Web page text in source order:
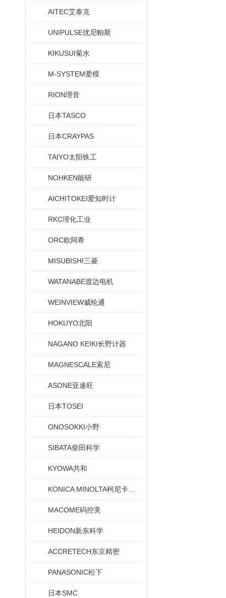
AITEC艾泰克
UNIPULSE优尼帕斯
KIKUSUI菊水
M-SYSTEM爱模
RION理音
日本TASCO
日本CRAYPAS
TAIYO太阳铁工
NOHKEN能研
AICHITOKEI爱知时计
RKC理化工业
ORC欧阿希
MISUBISHI三菱
WATANABE渡边电机
WEINVIEW威纶通
HOKUYO北阳
NAGANO KEIKI长野计器
MAGNESCALE索尼
ASONE亚速旺
日本TOSEI
ONOSOKKI小野
SIBATA柴田科学
KYOWA共和
MACOME码控美
HEIDON新东科学
ACCRETECH东京精密
PANASONIC松下
日本SMC